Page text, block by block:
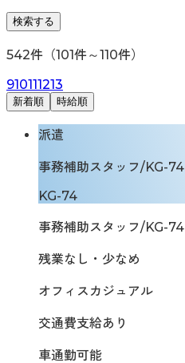
検索する
542件（101件～110件）
910111213
新着順 時給順
派遣
事務補助スタッフ/KG-74
KG-74
事務補助スタッフ/KG-74
残業なし・少なめ
オフィスカジュアル
交通費支給あり
車通勤可能